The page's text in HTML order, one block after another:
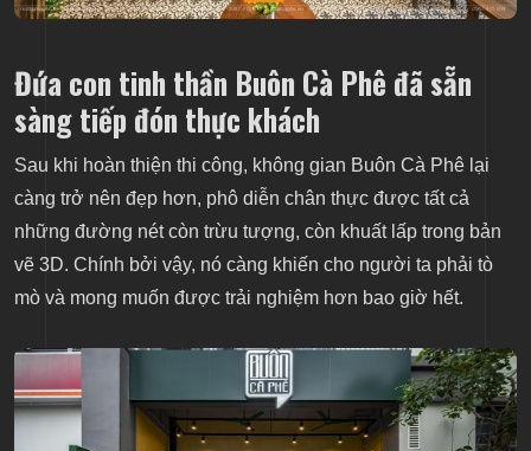
Đứa con tinh thần Buôn Cà Phê đã sẵn
sàng tiếp đón thực khách
Sau khi hoàn thiện thi công, không gian Buôn Cà Phê lại
càng trở nên đẹp hơn, phô diễn chân thực được tất cả
những đường nét còn trừu tượng, còn khuất lấp trong bản
vẽ 3D. Chính bởi vậy, nó càng khiến cho người ta phải tò
mò và mong muốn được trải nghiệm hơn bao giờ hết.